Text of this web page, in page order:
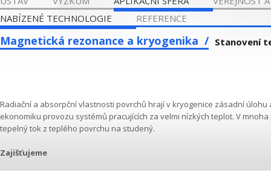
NABÍZENÉ TECHNOLOGIE
REFERENCE
Magnetická rezonance a kryogenika Stanovení
Radiační a absorpční vlastnosti povrchů hrají v kryogenice zásadní
ekonomiku provozu systémů pracujících za velmi nízkých teplot. V
tepelný tok z teplého povrchu na studený.
Zajišťujeme